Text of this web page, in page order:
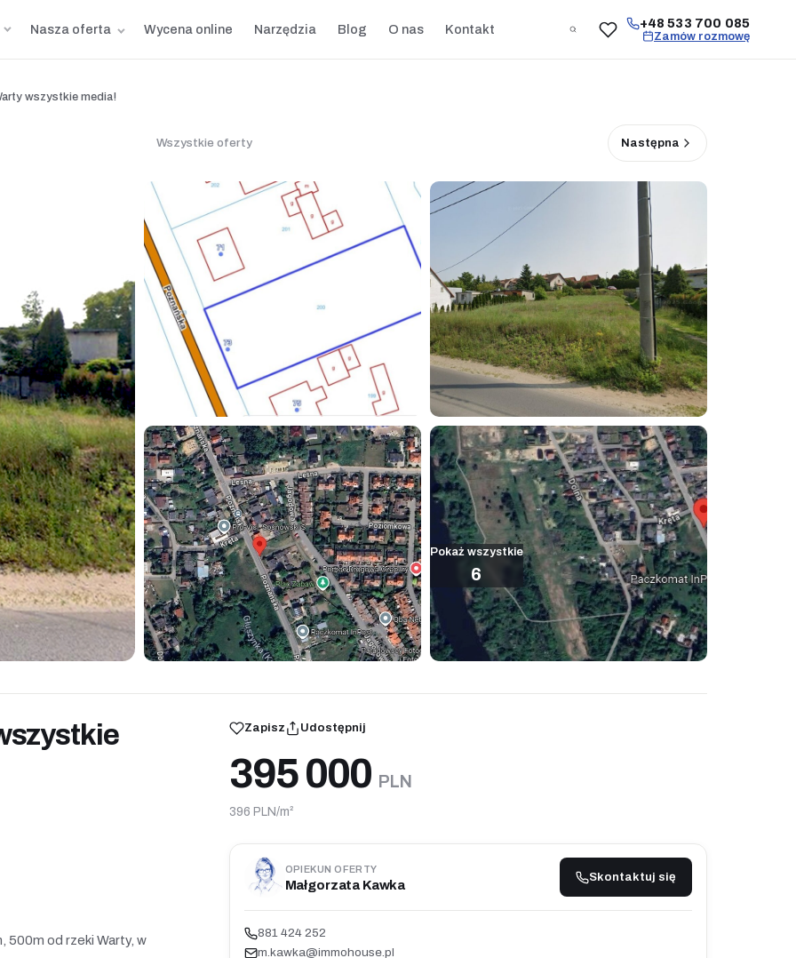
Nasza oferta Wycena online Narzędzia Blog O nas Kontakt +48 533 700 085
Zamów rozmowę
wszystkie media!
Wszystkie oferty Następna
Pokaż wszystkie
6
Zapisz Udostępnij
395 000 PLN
396 PLN/m²
OPIEKUN OFERTY
Małgorzata Kawka
Skontaktuj się
881 424 252
m.kawka@immohouse.pl
500m od rzeki Warty, w